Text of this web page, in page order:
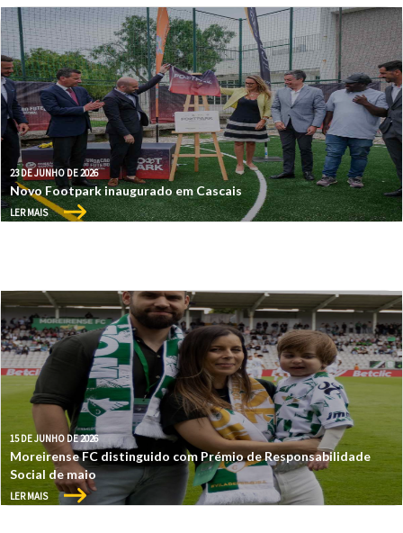
23 DE JUNHO DE 2026
Novo Footpark inaugurado em Cascais
LER MAIS
15 DE JUNHO DE 2026
Moreirense FC distinguido com Prémio de Responsabilidade
Social de maio
LER MAIS